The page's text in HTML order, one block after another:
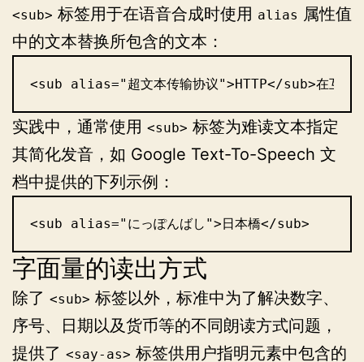
<sub> 标签用于在语音合成时使用 alias 属性值
中的文本替换所包含的文本：
<sub alias="超文本传输协议">HTTP</sub>在互联网
实践中，通常使用 <sub> 标签为难读文本指定
其简化发音，如 Google Text-To-Speech 文
档中提供的下列示例：
<sub alias="にっぽんばし">日本橋</sub>
字面量的读出方式
除了 <sub> 标签以外，标准中为了解决数字、
序号、日期以及货币等的不同朗读方式问题，
提供了 <say-as> 标签供用户指明元素中包含的